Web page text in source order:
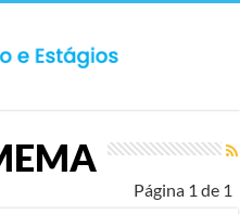
Página 1 de 1